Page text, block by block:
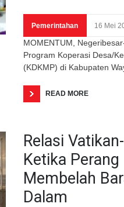
Pemerintahan 16 Mei
MOMENTUM,
Program Koperasi Desa/
(KDKMP) di Kabupaten
READ MORE
Relasi
Ketika Perang
Membelah
Dalam